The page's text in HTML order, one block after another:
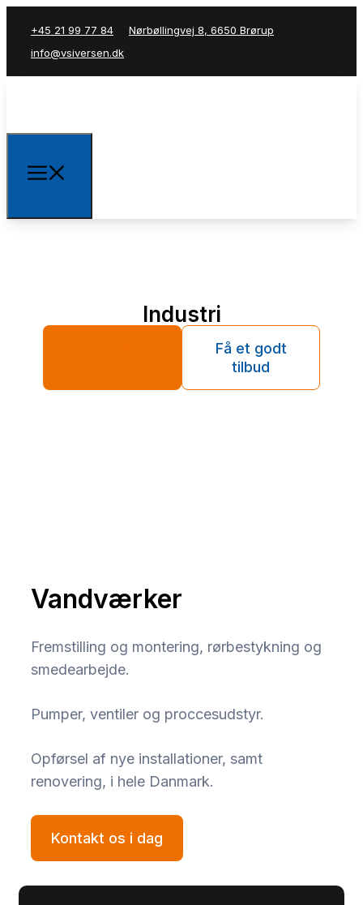
+45 21 99 77 84
Nørbøllingvej 8, 6650 Brørup
info@vsiversen.dk
Industri
Få et godt
tilbud
Vandværker
Fremstilling og montering, rørbestykning og
smedearbejde.
Pumper, ventiler og proccesudstyr.
Opførsel af nye installationer, samt
renovering, i hele Danmark.​
Kontakt os i dag